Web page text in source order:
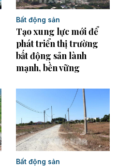
Bất động sản
Tạo xung lực mới để
phát triển thị trường
bất động sản lành
mạnh, bền vững
Bất động sản